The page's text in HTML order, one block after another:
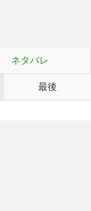
ネタバレ
最後